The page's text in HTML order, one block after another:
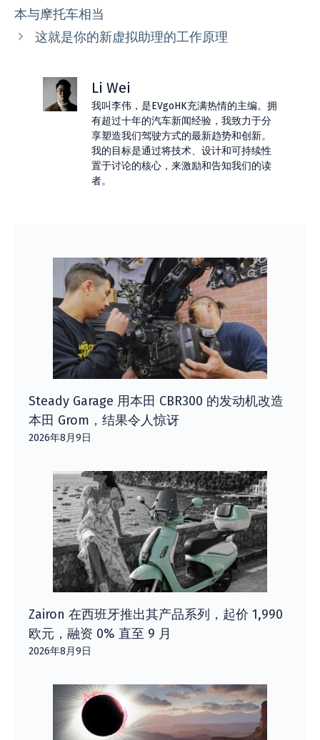
本与摩托车相当
这就是你的新虚拟助理的工作原理
Li Wei
我叫李伟，是EVgoHK充满热情的主编。拥
有超过十年的汽车新闻经验，我致力于分
享塑造我们驾驶方式的最新趋势和创新。
我的目标是通过将技术、设计和可持续性
置于讨论的核心，来激励和告知我们的读
者。
Steady Garage 用本田 CBR300 的发动机改造
本田 Grom，结果令人惊讶
2026年8月9日
Zairon 在西班牙推出其产品系列，起价 1,990
欧元，融资 0% 直至 9 月
2026年8月9日